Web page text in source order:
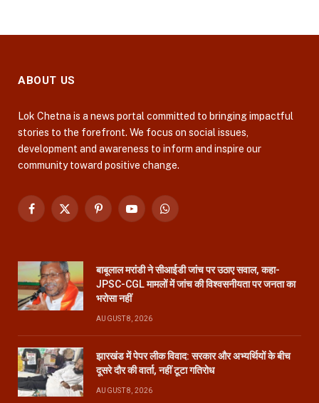
ABOUT US
Lok Chetna is a news portal committed to bringing impactful
stories to the forefront. We focus on social issues,
development and awareness to inform and inspire our
community toward positive change.
Facebook
X
PinterestYouTubeWhatsApp
बाबूलाल मरांडी ने सीआईडी जांच पर उठाए सवाल, कहा-
JPSC-CGL मामलों में जांच की विश्वसनीयता पर जनता का
भरोसा नहीं
AUGUST 8, 2026
झारखंड में पेपर लीक विवाद: सरकार और अभ्यर्थियों के बीच
दूसरे दौर की वार्ता, नहीं टूटा गतिरोध
AUGUST 8, 2026